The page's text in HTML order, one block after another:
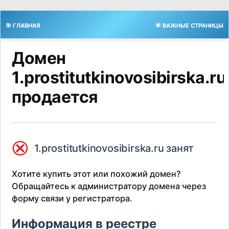
🎯 ГЛАВНАЯ 🌟 ВАЖНЫЕ СТРАНИЦЫ
Домен
1.prostitutkinovosibirska.ru
продается
⮿ 1.prostitutkinovosibirska.ru занят
Хотите купить этот или похожий домен?
Обращайтесь к администратору домена через
форму связи у регистратора.
Информация в реестре